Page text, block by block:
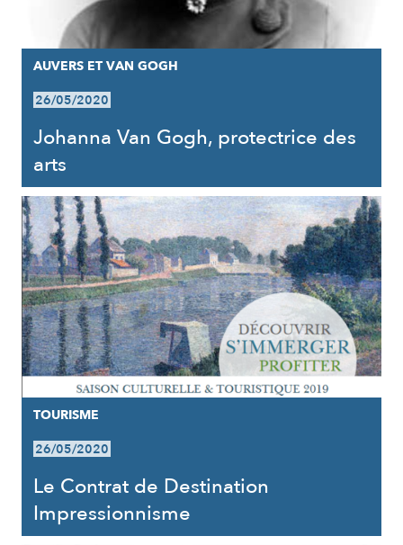
AUVERS ET VAN GOGH
26/05/2020
Johanna Van Gogh, protectrice des
arts
TOURISME
26/05/2020
Le Contrat de Destination
Impressionnisme